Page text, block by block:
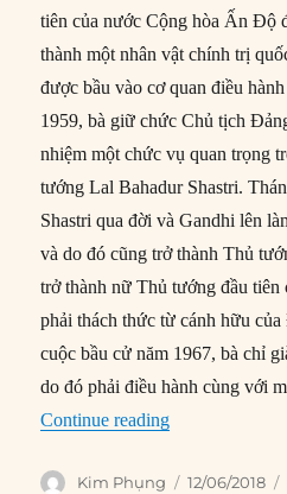
tiên của nước Cộng hòa Ấn Độ
thành một nhân vật chính trị
được bầu vào cơ quan điều
1959, bà giữ chức Chủ tịch
nhiệm một chức vụ quan trọng
tướng Lal Bahadur Shastri.
Shastri qua đời và Gandhi lên
và do đó cũng trở thành Thủ
trở thành nữ Thủ tướng đầu
phải thách thức từ cánh hữu
cuộc bầu cử năm 1967, bà chỉ
do đó phải điều hành cùng với
Continue reading“12/06/1975:
Author
Kim Phụng
Posted
12/06/2018